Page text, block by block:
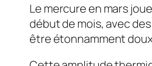
Le mercure en mars
début de mois, avec
être étonnamment